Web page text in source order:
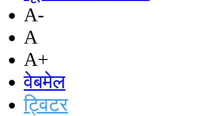
A-
A
A+
वेबमेल
ट्विटर